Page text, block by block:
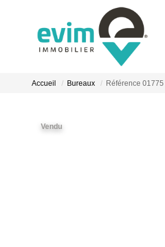
Accueil Bureaux Référence 01775
Vendu